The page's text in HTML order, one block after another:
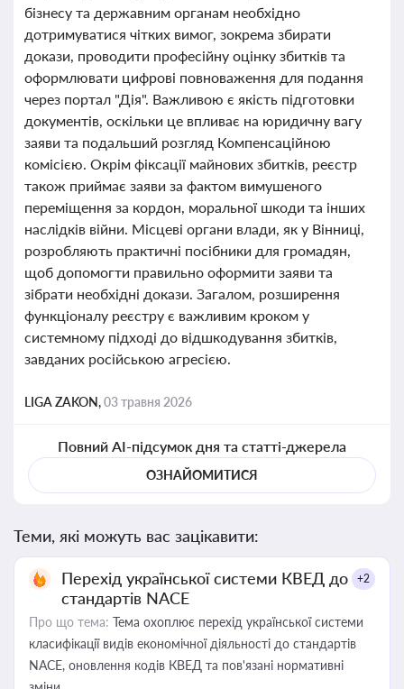
бізнесу та державним органам необхідно
дотримуватися чітких вимог, зокрема збирати
докази, проводити професійну оцінку збитків та
оформлювати цифрові повноваження для подання
через портал "Дія". Важливою є якість підготовки
документів, оскільки це впливає на юридичну вагу
заяви та подальший розгляд Компенсаційною
комісією. Окрім фіксації майнових збитків, реєстр
також приймає заяви за фактом вимушеного
переміщення за кордон, моральної шкоди та інших
наслідків війни. Місцеві органи влади, як у Вінниці,
розробляють практичні посібники для громадян,
щоб допомогти правильно оформити заяви та
зібрати необхідні докази. Загалом, розширення
функціоналу реєстру є важливим кроком у
системному підході до відшкодування збитків,
завданих російською агресією.
LIGA ZAKON,03 травня 2026
Повний AI-підсумок дня та статті-джерела
ОЗНАЙОМИТИСЯ
Теми, які можуть вас зацікавити:
Перехід української системи КВЕД до
стандартів NACE
+2
Про що тема: Тема охоплює перехід української системи
класифікації видів економічної діяльності до стандартів
NACE, оновлення кодів КВЕД та пов'язані нормативні